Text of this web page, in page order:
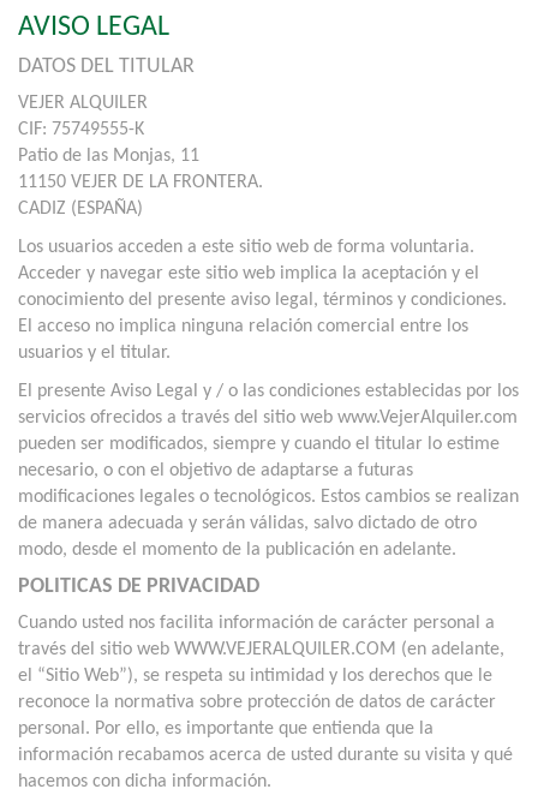
AVISO LEGAL
DATOS DEL TITULAR
VEJER ALQUILER
CIF: 75749555-K
Patio de las Monjas, 11
11150 VEJER DE LA FRONTERA.
CADIZ (ESPAÑA)
Los usuarios acceden a este sitio web de forma voluntaria.
Acceder y navegar este sitio web implica la aceptación y el
conocimiento del presente aviso legal, términos y condiciones.
El acceso no implica ninguna relación comercial entre los
usuarios y el titular.
El presente Aviso Legal y / o las condiciones establecidas por los
servicios ofrecidos a través del sitio web www.VejerAlquiler.com
pueden ser modificados, siempre y cuando el titular lo estime
necesario, o con el objetivo de adaptarse a futuras
modificaciones legales o tecnológicos. Estos cambios se realizan
de manera adecuada y serán válidas, salvo dictado de otro
modo, desde el momento de la publicación en adelante.
POLITICAS DE PRIVACIDAD
Cuando usted nos facilita información de carácter personal a
través del sitio web WWW.VEJERALQUILER.COM (en adelante,
el “Sitio Web”), se respeta su intimidad y los derechos que le
reconoce la normativa sobre protección de datos de carácter
personal. Por ello, es importante que entienda que la
información recabamos acerca de usted durante su visita y qué
hacemos con dicha información.